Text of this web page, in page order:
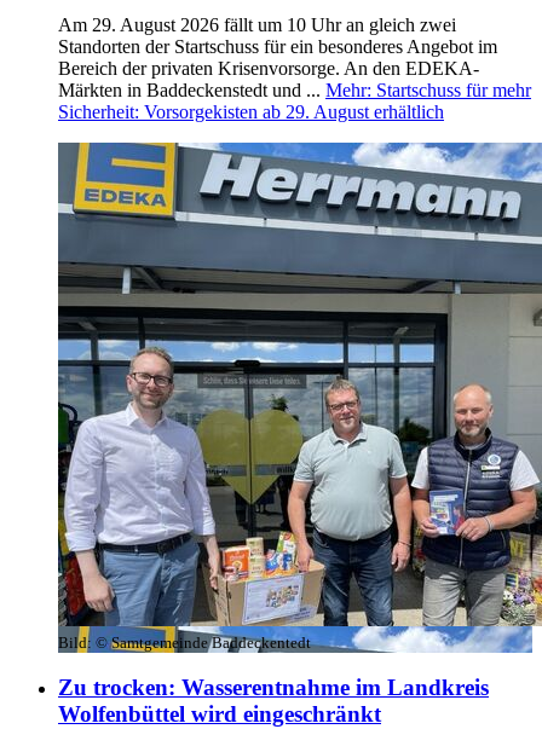
Am 29. August 2026 fällt um 10 Uhr an gleich zwei
Standorten der Startschuss für ein besonderes Angebot im
Bereich der privaten Krisenvorsorge. An den EDEKA-
Märkten in Baddeckenstedt und ... Mehr: Startschuss für mehr
Sicherheit: Vorsorgekisten ab 29. August erhältlich
Bild: © Samtgemeinde Baddeckentedt
Zu trocken: Wasserentnahme im Landkreis
Wolfenbüttel wird eingeschränkt